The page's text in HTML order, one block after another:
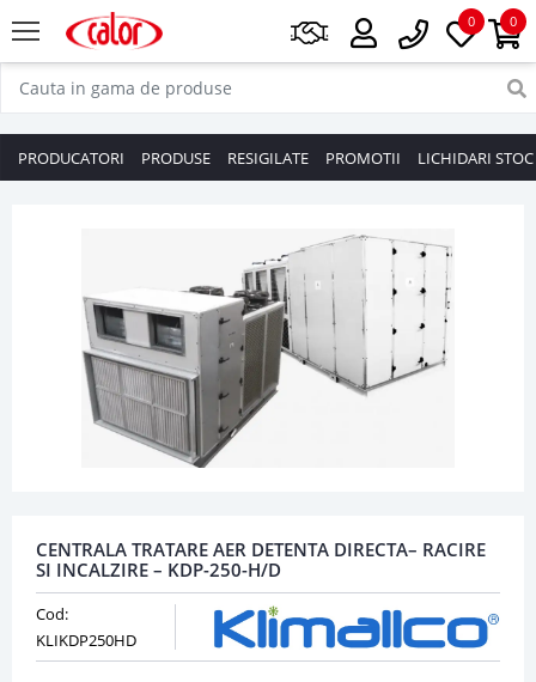
0
0
PRODUCATORI PRODUSE RESIGILATE PROMOTII LICHIDARI STOC
CENTRALA TRATARE AER DETENTA DIRECTA– RACIRE
SI INCALZIRE – KDP-250-H/D
Cod:
KLIKDP250HD